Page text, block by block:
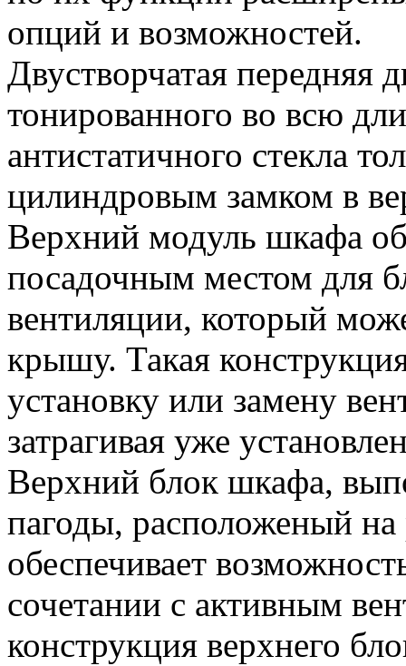
опций и возможностей.
Двустворчатая передняя
тонированного во всю
антистатичного стекла
цилиндровым замком в
Верхний модуль шкафа
посадочным местом для
вентиляции, который
крышу. Такая
установку или замену
затрагивая уже
Верхний блок шкафа,
пагоды, расположеный
обеспечивает
сочетании с активным
конструкция верхнего